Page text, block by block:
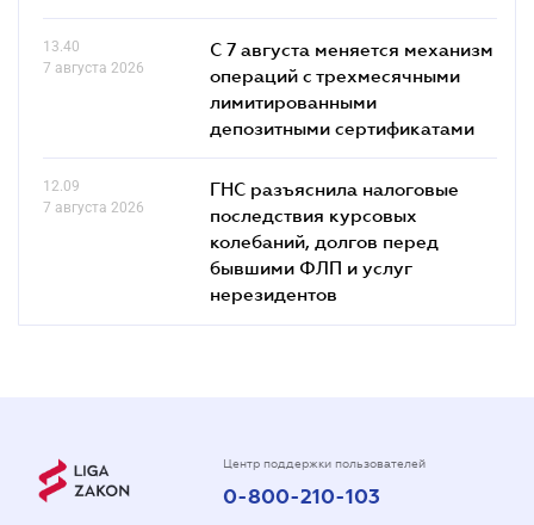
13.40
7 августа 2026
С 7 августа меняется механизм
операций с трехмесячными
лимитированными
депозитными сертификатами
12.09
7 августа 2026
ГНС разъяснила налоговые
последствия курсовых
колебаний, долгов перед
бывшими ФЛП и услуг
нерезидентов
Центр поддержки пользователей
0-800-210-103